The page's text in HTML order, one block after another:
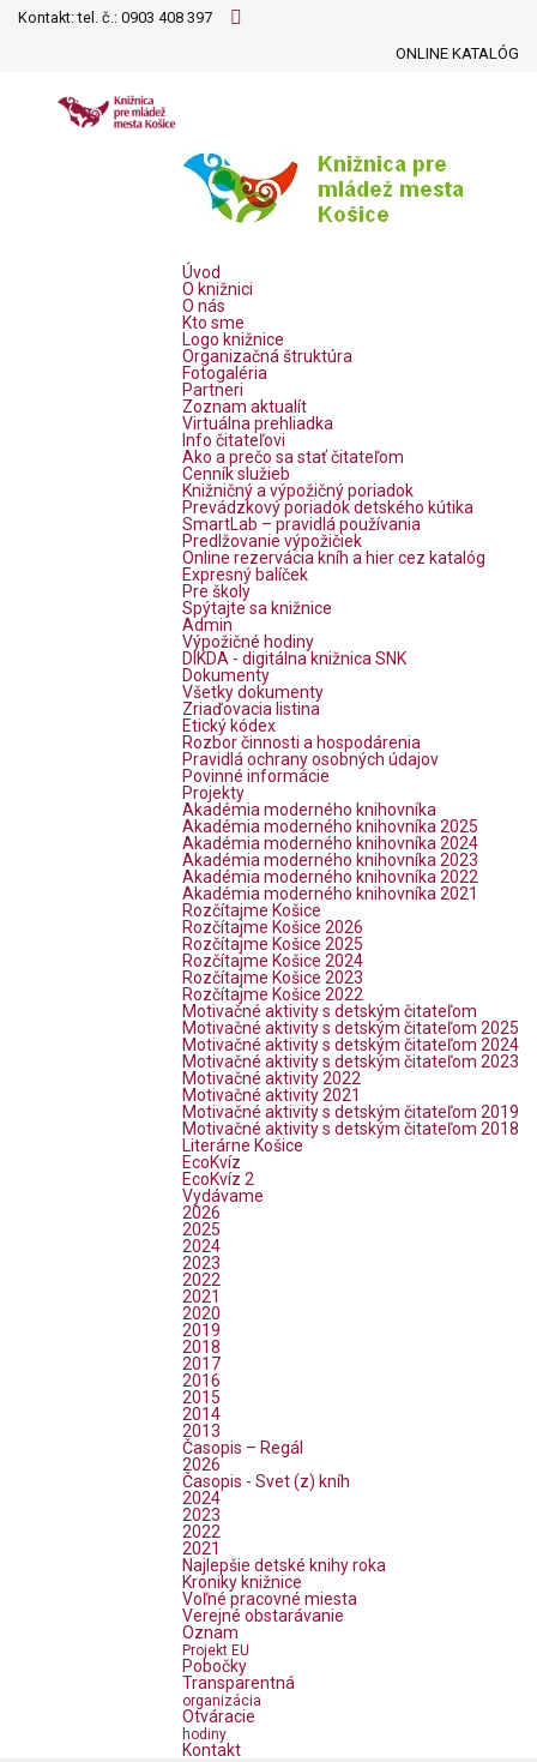
Kontakt: tel. č.: 0903 408 397
ONLINE KATALÓG
Úvod
O knižnici
O nás
Kto sme
Logo knižnice
Organizačná štruktúra
Fotogaléria
Partneri
Zoznam aktualít
Virtuálna prehliadka
Info čitateľovi
Ako a prečo sa stať čitateľom
Cenník služieb
Knižničný a výpožičný poriadok
Prevádzkový poriadok detského kútika
SmartLab – pravidlá používania
Predlžovanie výpožičiek
Online rezervácia kníh a hier cez katalóg
Expresný balíček
Pre školy
Spýtajte sa knižnice
Admin
Výpožičné hodiny
DIKDA - digitálna knižnica SNK
Dokumenty
Všetky dokumenty
Zriaďovacia listina
Etický kódex
Rozbor činnosti a hospodárenia
Pravidlá ochrany osobných údajov
Povinné informácie
Projekty
Akadémia moderného knihovníka
Akadémia moderného knihovníka 2025
Akadémia moderného knihovníka 2024
Akadémia moderného knihovníka 2023
Akadémia moderného knihovníka 2022
Akadémia moderného knihovníka 2021
Rozčítajme Košice
Rozčítajme Košice 2026
Rozčítajme Košice 2025
Rozčítajme Košice 2024
Rozčítajme Košice 2023
Rozčítajme Košice 2022
Motivačné aktivity s detským čitateľom
Motivačné aktivity s detským čitateľom 2025
Motivačné aktivity s detským čitateľom 2024
Motivačné aktivity s detským čitateľom 2023
Motivačné aktivity 2022
Motivačné aktivity 2021
Motivačné aktivity s detským čitateľom 2019
Motivačné aktivity s detským čitateľom 2018
Literárne Košice
EcoKvíz
EcoKvíz 2
Vydávame
2026
2025
2024
2023
2022
2021
2020
2019
2018
2017
2016
2015
2014
2013
Časopis – Regál
2026
Časopis - Svet (z) kníh
2024
2023
2022
2021
Najlepšie detské knihy roka
Kroniky knižnice
Voľné pracovné miesta
Verejné obstarávanie
Oznam
Projekt EU
Pobočky
Transparentná
organizácia
Otváracie
hodiny
Kontakt